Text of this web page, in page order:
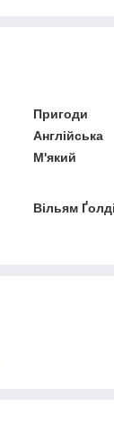
Пригоди
Англійська
М'який
Вільям